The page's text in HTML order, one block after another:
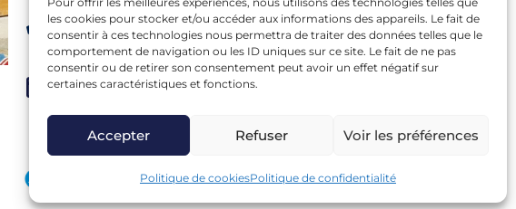
les cookies pour stocker et/ou accéder aux informations des appareils. Le fait de
consentir à ces technologies nous permettra de traiter des données telles que le
comportement de navigation ou les ID uniques sur ce site. Le fait de ne pas
consentir ou de retirer son consentement peut avoir un effet négatif sur
certaines caractéristiques et fonctions.
Accepter Refuser Voir les préférences
Politique de cookiesPolitique de confidentialité
Téléphone
06 15 61 39 66
Mail